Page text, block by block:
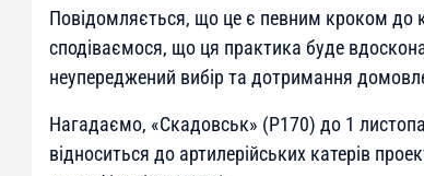
Повідомляється, що це є певним кроком до
сподіваємося, що ця практика буде
неупереджений вибір та дотримання
Нагадаємо, «Скадовськ» (P170) до 1
відноситься до артилерійських катерів